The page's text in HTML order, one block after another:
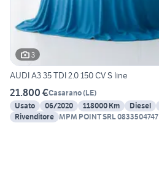
3
AUDI A3 35 TDI 2.0 150 CV S line
21.800 €Casarano(LE)
Usato
06/2020 118000 Km Diesel
Rivenditore MPM POINT SRL 0833504747